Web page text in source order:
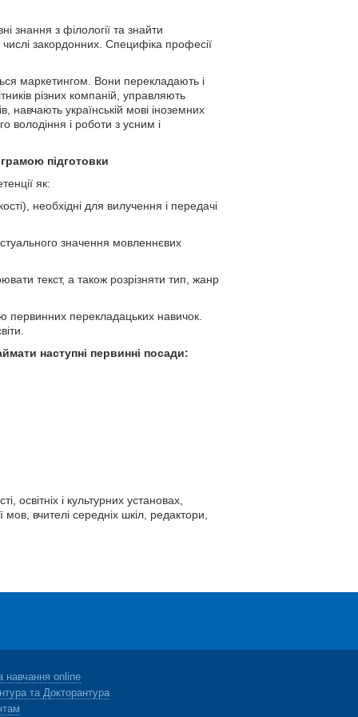
знання з філології та знайти
закордонних. Специфіка професії
маркетингом. Вони перекладають і
різних компаній, управляють
навчають українській мові іноземних
володіння і роботи з усним і
підготовки
як:
необхідні для вилучення і передачі
значення мовленнєвих
текст, а також розрізняти тип, жанр
первинних перекладацьких навичок.
наступні первинні посади:
освітніх і культурних установах,
мов, вчителі середніх шкіл, редактори,
навчання online
та Докторантура